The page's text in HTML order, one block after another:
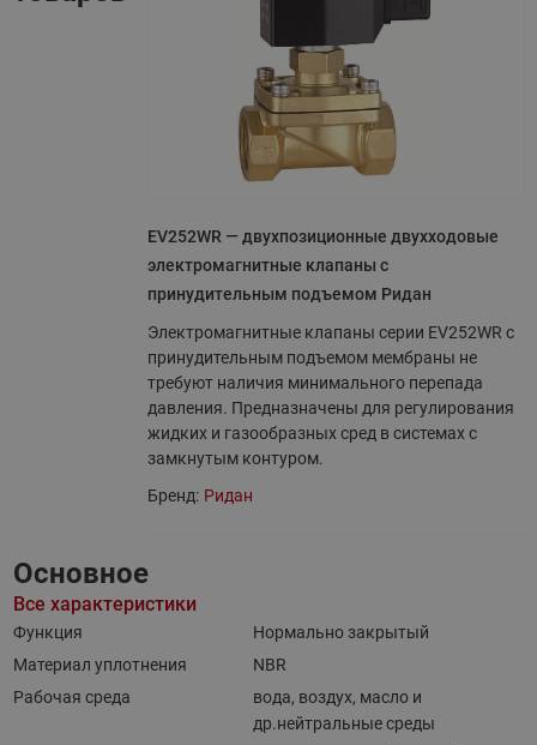
EV252WR — двухпозиционные двухходовые
электромагнитные клапаны с
принудительным подъемом Ридан
Электромагнитные клапаны серии EV252WR c
принудительным подъемом мембраны не
требуют наличия минимального перепада
давления. Предназначены для регулирования
жидких и газообразных сред в системах с
замкнутым контуром.
Бренд: Ридан
Основное
Все характеристики
Функция
Нормально закрытый
Материал уплотнения
NBR
Рабочая среда
вода, воздух, масло и
др.нейтральные среды